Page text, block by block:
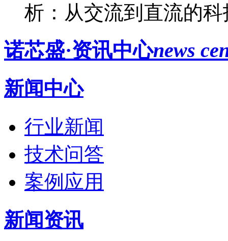
析：从交流到直流的
诺芯盛·资讯中心news
新闻中心
行业新闻
技术问答
案例应用
新闻资讯